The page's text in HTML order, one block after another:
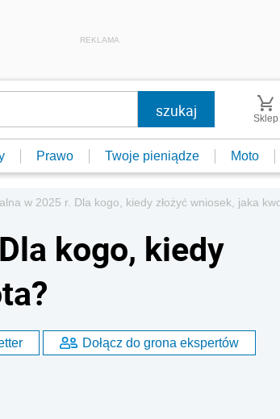
REKLAMA
Sklep
Prawo Twoje pieniądze Moto
w 2025 r. Dla kogo, kiedy złożyć wniosek, jaka
kogo, kiedy
Dołącz do grona ekspertów